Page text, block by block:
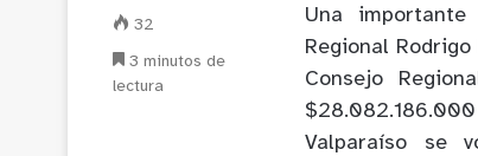
Una
Regional
Consejo
Valparaíso se
32
3 minutos de
lectura